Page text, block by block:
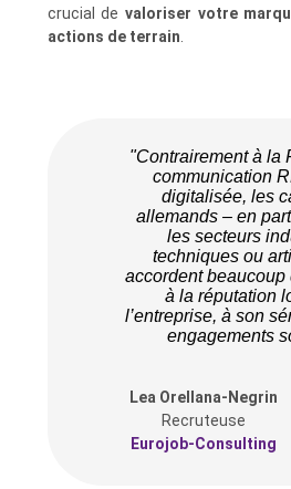
crucial de valoriser votre
actions de terrain
"Contrairement à la
communication
digitalisée, les
allemands – en
les secteurs
techniques ou
accordent beaucoup
à la réputation
l’entreprise, à son
engagements
Lea Orellana-Negrin
Recruteuse
Eurojob-Consulting